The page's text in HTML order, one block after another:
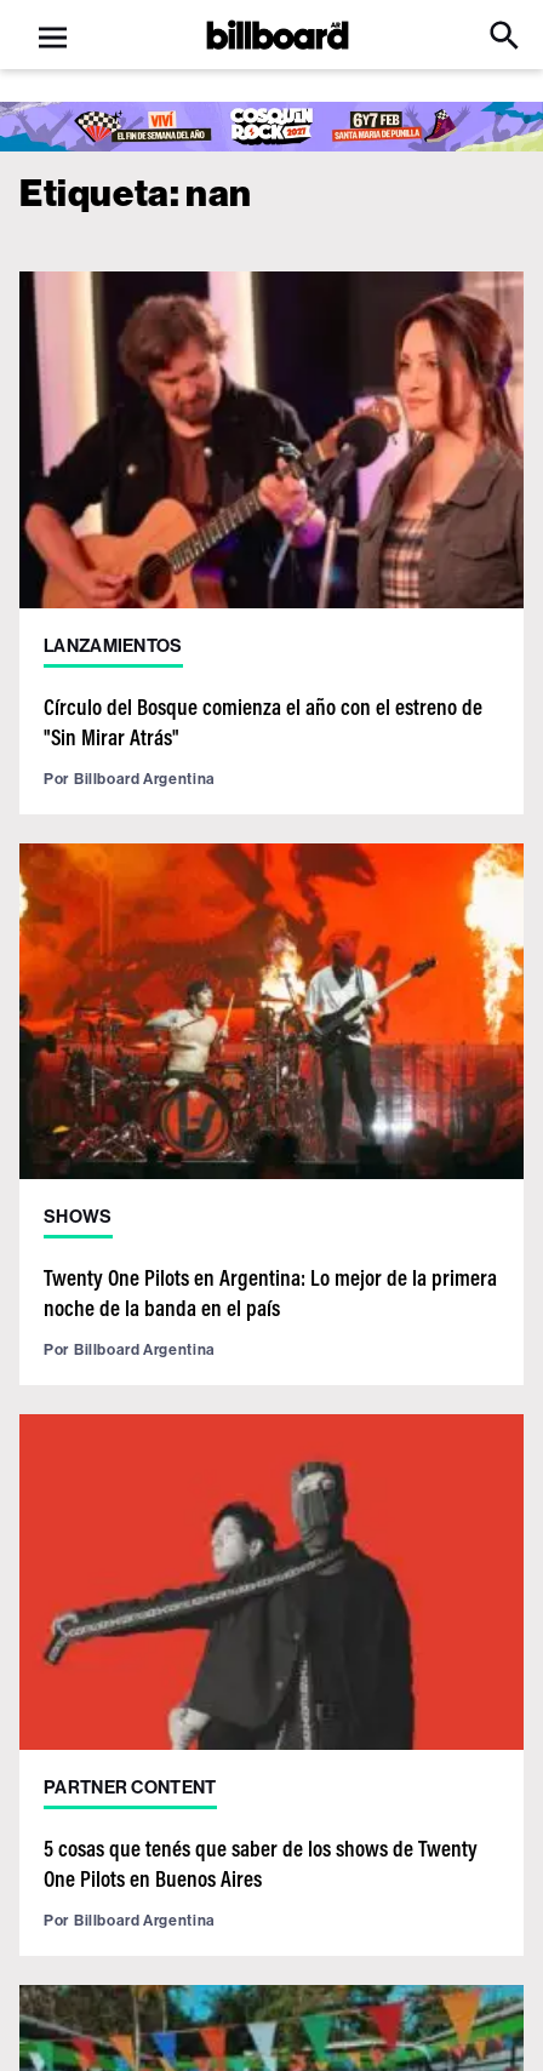
Open
menu
Billboard
Click
Input
Etiqueta:nan
LANZAMIENTOS
Círculo del Bosque comienza el año con el estreno de
"Sin Mirar Atrás"
Por Billboard Argentina
SHOWS
Twenty One Pilots en Argentina: Lo mejor de la primera
noche de la banda en el país
Por Billboard Argentina
PARTNER CONTENT
5 cosas que tenés que saber de los shows de Twenty
One Pilots en Buenos Aires
Por Billboard Argentina